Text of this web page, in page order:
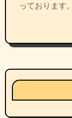
っております